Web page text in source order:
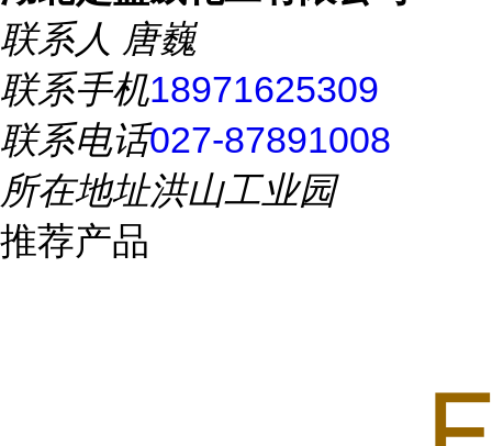
联系人 唐巍
联系手机18971625309
联系电话027-87891008
所在地址洪山工业园
推荐产品